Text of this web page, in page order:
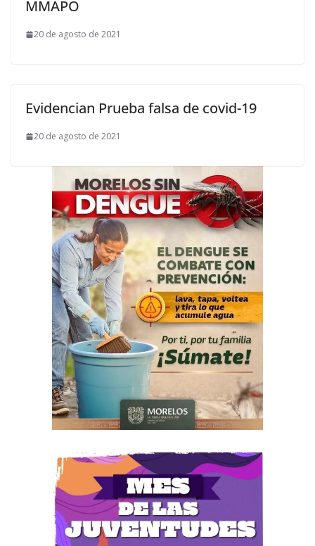
MMAPO
20 de agosto de 2021
Evidencian Prueba falsa de covid-19
20 de agosto de 2021